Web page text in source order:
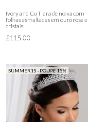
Ivory and Co Tiara de noiva com
folhas esmaltadas em ouro rosa e
cristais
£115.00
SUMMER15 - POUPE 15%